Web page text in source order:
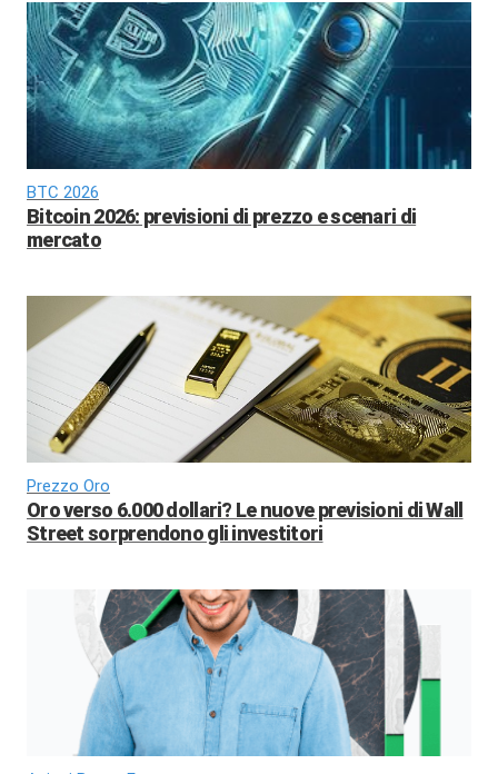
BTC 2026
Bitcoin 2026: previsioni di prezzo e scenari di
mercato
Prezzo Oro
Oro verso 6.000 dollari? Le nuove previsioni di Wall
Street sorprendono gli investitori